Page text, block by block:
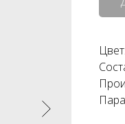
Цвет: